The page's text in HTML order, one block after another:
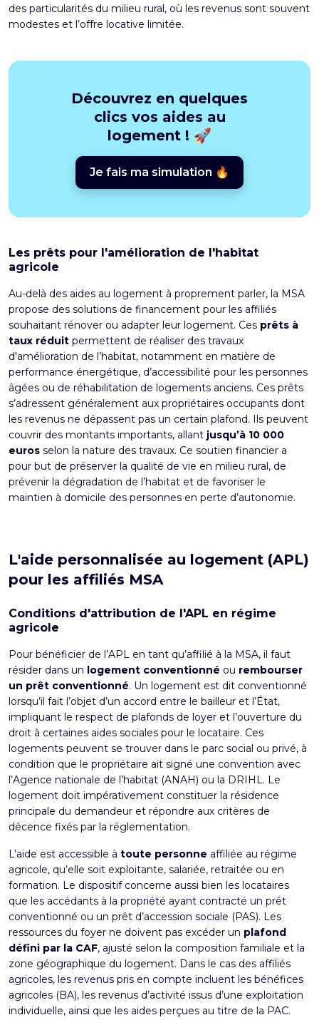
des particularités du milieu rural, où les revenus sont souvent
modestes et l’offre locative limitée.
Découvrez en quelques
clics vos aides au
logement ! 🚀
Je fais ma simulation 🔥
Les prêts pour l'amélioration de l'habitat
agricole
Au-delà des aides au logement à proprement parler, la MSA
propose des solutions de financement pour les affiliés
souhaitant rénover ou adapter leur logement. Ces prêts à
taux réduit permettent de réaliser des travaux
d'amélioration de l’habitat, notamment en matière de
performance énergétique, d’accessibilité pour les personnes
âgées ou de réhabilitation de logements anciens. Ces prêts
s’adressent généralement aux propriétaires occupants dont
les revenus ne dépassent pas un certain plafond. Ils peuvent
couvrir des montants importants, allant jusqu’à 10 000
euros selon la nature des travaux. Ce soutien financier a
pour but de préserver la qualité de vie en milieu rural, de
prévenir la dégradation de l’habitat et de favoriser le
maintien à domicile des personnes en perte d’autonomie.
L'aide personnalisée au logement (APL)
pour les affiliés MSA
Conditions d'attribution de l'APL en régime
agricole
Pour bénéficier de l’APL en tant qu’affilié à la MSA, il faut
résider dans un logement conventionné ou rembourser
un prêt conventionné. Un logement est dit conventionné
lorsqu’il fait l’objet d’un accord entre le bailleur et l’État,
impliquant le respect de plafonds de loyer et l’ouverture du
droit à certaines aides sociales pour le locataire. Ces
logements peuvent se trouver dans le parc social ou privé, à
condition que le propriétaire ait signé une convention avec
l’Agence nationale de l’habitat (ANAH) ou la DRIHL. Le
logement doit impérativement constituer la résidence
principale du demandeur et répondre aux critères de
décence fixés par la réglementation.
L’aide est accessible à toute personne affiliée au régime
agricole, qu’elle soit exploitante, salariée, retraitée ou en
formation. Le dispositif concerne aussi bien les locataires
que les accédants à la propriété ayant contracté un prêt
conventionné ou un prêt d’accession sociale (PAS). Les
ressources du foyer ne doivent pas excéder un plafond
défini par la CAF, ajusté selon la composition familiale et la
zone géographique du logement. Dans le cas des affiliés
agricoles, les revenus pris en compte incluent les bénéfices
agricoles (BA), les revenus d’activité issus d’une exploitation
individuelle, ainsi que les aides perçues au titre de la PAC.